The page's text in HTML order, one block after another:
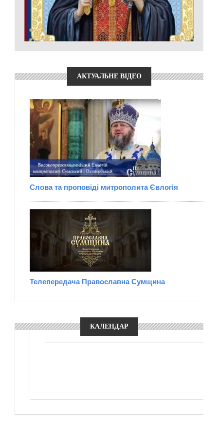
АКТУАЛЬНЕ ВІДЕО
Слова та проповіді митрополита Євлогія
Телепередача Православна Сумщина
КАЛЕНДАР